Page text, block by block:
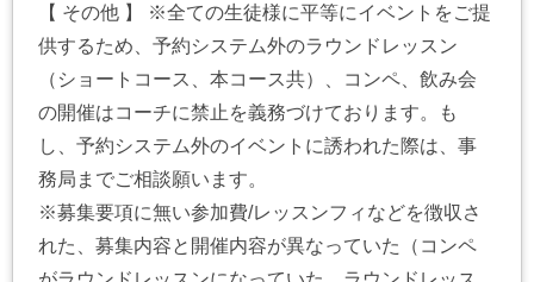
【 その他 】 ※全ての生徒様に平等にイベントをご提
供するため、予約システム外のラウンドレッスン
（ショートコース、本コース共）、コンペ、飲み会
の開催はコーチに禁止を義務づけております。も
し、予約システム外のイベントに誘われた際は、事
務局までご相談願います。
※募集要項に無い参加費/レッスンフィなどを徴収さ
れた、募集内容と開催内容が異なっていた（コンペ